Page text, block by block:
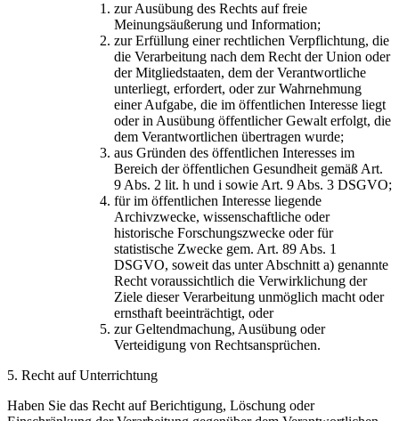
zur Ausübung des Rechts auf freie
Meinungsäußerung und Information;
zur Erfüllung einer rechtlichen Verpflichtung, die
die Verarbeitung nach dem Recht der Union oder
der Mitgliedstaaten, dem der Verantwortliche
unterliegt, erfordert, oder zur Wahrnehmung
einer Aufgabe, die im öffentlichen Interesse liegt
oder in Ausübung öffentlicher Gewalt erfolgt, die
dem Verantwortlichen übertragen wurde;
aus Gründen des öffentlichen Interesses im
Bereich der öffentlichen Gesundheit gemäß Art.
9 Abs. 2 lit. h und i sowie Art. 9 Abs. 3 DSGVO;
für im öffentlichen Interesse liegende
Archivzwecke, wissenschaftliche oder
historische Forschungszwecke oder für
statistische Zwecke gem. Art. 89 Abs. 1
DSGVO, soweit das unter Abschnitt a) genannte
Recht voraussichtlich die Verwirklichung der
Ziele dieser Verarbeitung unmöglich macht oder
ernsthaft beeinträchtigt, oder
zur Geltendmachung, Ausübung oder
Verteidigung von Rechtsansprüchen.
5. Recht auf Unterrichtung
Haben Sie das Recht auf Berichtigung, Löschung oder